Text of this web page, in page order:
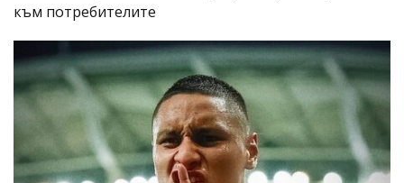
към потребителите